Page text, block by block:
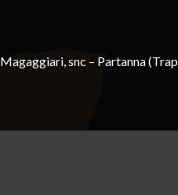
Magaggiari, snc – Partanna